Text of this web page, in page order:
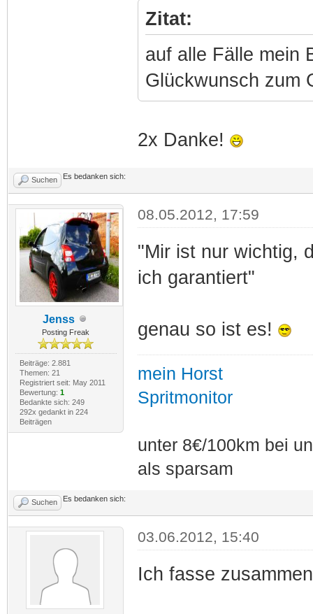
Zitat:
auf alle Fälle mein
Glückwunsch zum
2x Danke!
Suchen Es bedanken sich:
Jenss
Posting Freak
Beiträge: 2.881
Themen: 21
Registriert seit: May 2011
Bewertung: 1
Bedankte sich: 249
292x gedankt in 224
Beiträgen
08.05.2012, 17:59
"Mir ist nur wichtig,
ich garantiert"
genau so ist es!
mein Horst
Spritmonitor
unter 8€/100km bei
als sparsam
Suchen Es bedanken sich:
03.06.2012, 15:40
Ich fasse